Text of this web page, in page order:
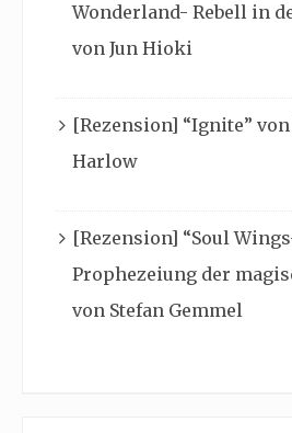
Wonderland- Rebell in
von Jun Hioki
[Rezension] “Ignite”
Harlow
[Rezension] “Soul
Prophezeiung der
von Stefan Gemmel